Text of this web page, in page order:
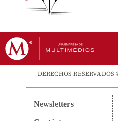
DERECHOS
Newsletters